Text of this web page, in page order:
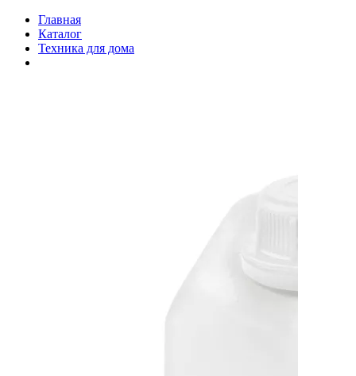
Главная
Каталог
Техника для дома